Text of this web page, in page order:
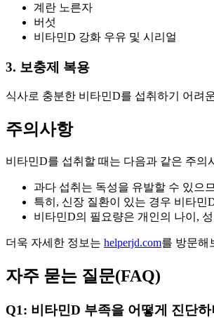
계란 노른자
버섯
비타민D 강화 우유 및 시리얼
3. 보충제 복용
식사로 충분한 비타민D를 섭취하기 어려
주의사항
비타민D를 섭취할 때는 다음과 같은 주의
과다 섭취는 독성을 유발할 수 있으
특히, 신장 질환이 있는 경우 비타민
비타민D의 필요량은 개인의 나이,
더욱 자세한 정보는 helperjd.com를 방문해
자주 묻는 질문(FAQ)
Q1: 비타민D 부족을 어떻게 진단하